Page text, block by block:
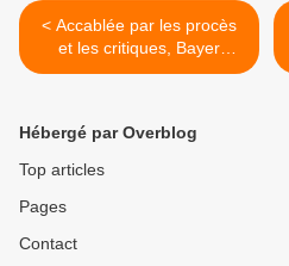
< Accablée par les procès
et les critiques, Bayer
continue d'engranger les
Hébergé par Overblog
Top articles
Pages
Contact